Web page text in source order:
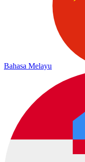
Bahasa Melayu